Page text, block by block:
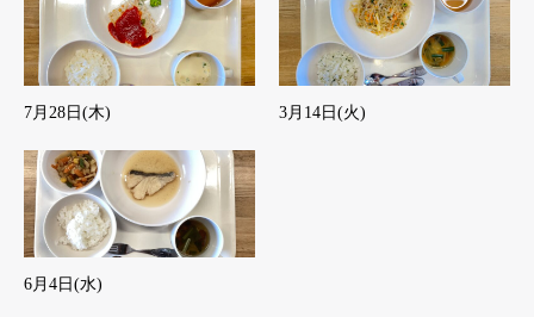
7月28日(木) 3月14日(火)
6月4日(水)